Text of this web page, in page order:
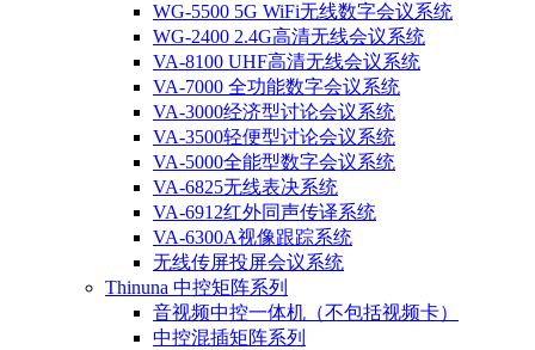
WG-5500 5G WiFi无线数字会议系统
WG-2400 2.4G高清无线会议系统
VA-8100 UHF高清无线会议系统
VA-7000 全功能数字会议系统
VA-3000经济型讨论会议系统
VA-3500轻便型讨论会议系统
VA-5000全能型数字会议系统
VA-6825无线表决系统
VA-6912红外同声传译系统
VA-6300A视像跟踪系统
无线传屏投屏会议系统
Thinuna 中控矩阵系列
音视频中控一体机（不包括视频卡）
中控混插矩阵系列